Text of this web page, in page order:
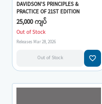
DAVIDSON'S PRINCIPLES &
PRACTICE OF 21ST EDITION
25,000 ကျပ်
Out of Stock
Releases Mar 28, 2026
Out of Stock favorite_border